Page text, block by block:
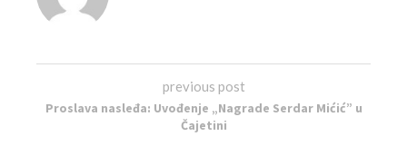
previous post
Proslava nasleđa: Uvođenje „Nagrade Serdar Mićić” u
Čajetini